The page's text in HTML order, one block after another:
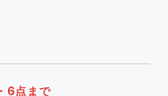
6点まで